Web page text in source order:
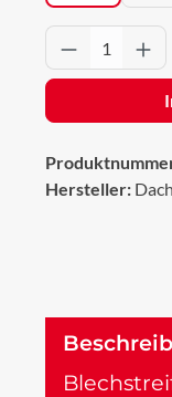
Produkt
Hersteller: